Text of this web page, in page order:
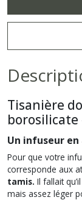
Tisanière
borosilicate
Un infuseur
Pour que votre
corresponde aux
tamis. Il fallait
mais assez léger